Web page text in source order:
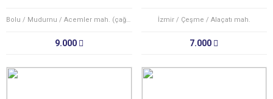
Bolu / Mudurnu / Acemler mah. (çağşak köyü)
9.000
İzmir / Çeşme / Alaçatı mah.
7.000